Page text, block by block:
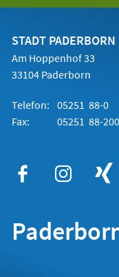
STADT PADERBORN
Am Hoppenhof 33
33104 Paderborn
Telefon: 05251 88-0
Fax:
05251 88-